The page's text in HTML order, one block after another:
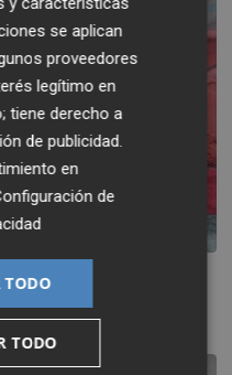
de viñetas
se aplican
proveedores
legítimo en
tiene derecho a
de publicidad.
en
de
TODO
TODO